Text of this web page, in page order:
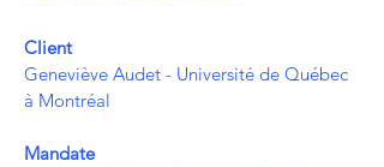
Client
Geneviève Audet - Université de Québec
à Montréal
Mandate